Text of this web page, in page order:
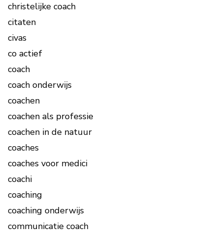
christelijke coach
citaten
civas
co actief
coach
coach onderwijs
coachen
coachen als professie
coachen in de natuur
coaches
coaches voor medici
coachi
coaching
coaching onderwijs
communicatie coach